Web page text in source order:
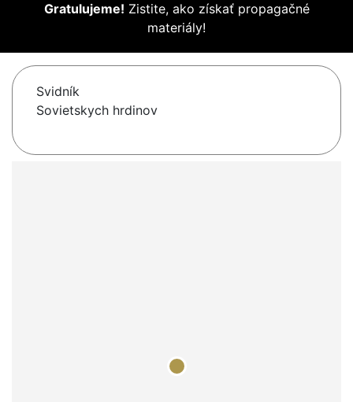
Gratulujeme! Zistite, ako získať propagačné
materiály!
Svidník
Sovietskych hrdinov